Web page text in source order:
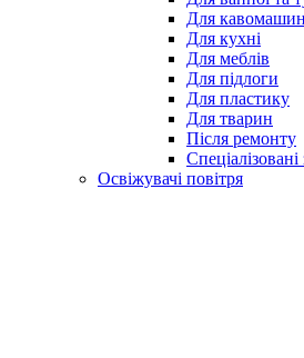
Для кавомашин
Для кухні
Для меблів
Для підлоги
Для пластику
Для тварин
Після ремонту
Спеціалізовані
Освіжувачі повітря